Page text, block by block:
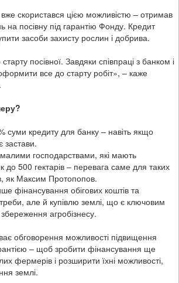
скористався цією можливістю – отримав
на посівну під гарантію Фонду. Кредит
засоби захисту рослин і добрива.
посівної. Завдяки співпраці з банком і
все до старту робіт», – каже
суми кредиту для банку – навіть якщо
малими господарствами, які мають
до 500 гектарів– перевага саме для таких
як Максим Протопопов.
фінансування обігових коштів та
але й купівлю землі, що є ключовим
агробізнесу.
обговорення можливості підвищення
– щоб зробити фінансування ще
фермерів і розширити їхні можливості,
землі.